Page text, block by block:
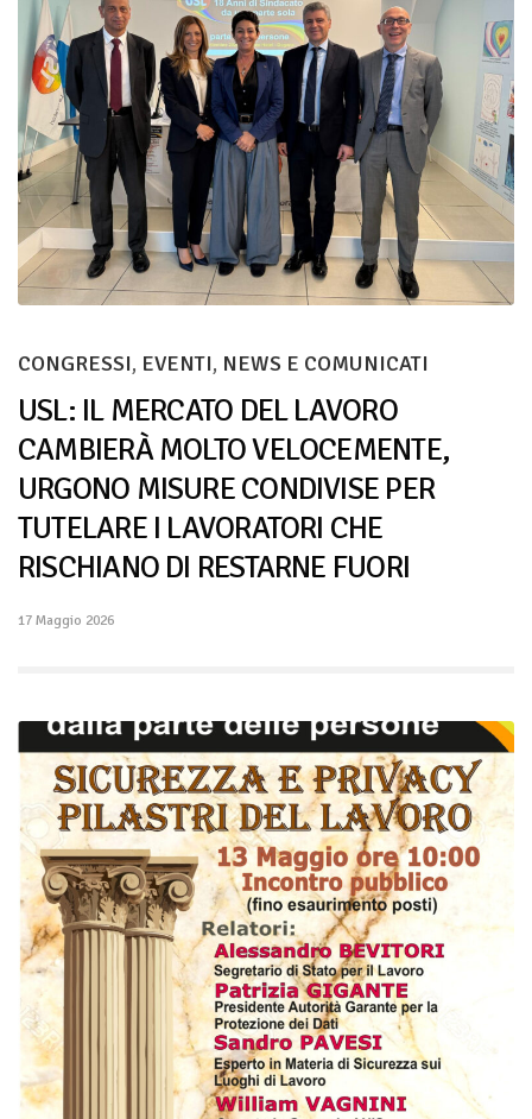
CONGRESSI, EVENTI, NEWS E COMUNICATI
USL: IL MERCATO DEL LAVORO
CAMBIERÀ MOLTO VELOCEMENTE,
URGONO MISURE CONDIVISE PER
TUTELARE I LAVORATORI CHE
RISCHIANO DI RESTARNE FUORI
17 Maggio 2026